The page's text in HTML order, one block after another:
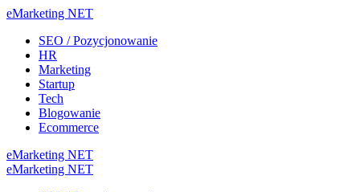
eMarketing NET
SEO / Pozycjonowanie
HR
Marketing
Startup
Tech
Blogowanie
Ecommerce
eMarketing NET
eMarketing NET